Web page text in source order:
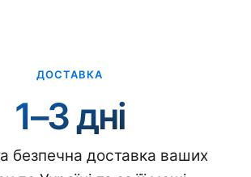
ДОСТАВКА
1–3 дні
безпечна доставка ваших